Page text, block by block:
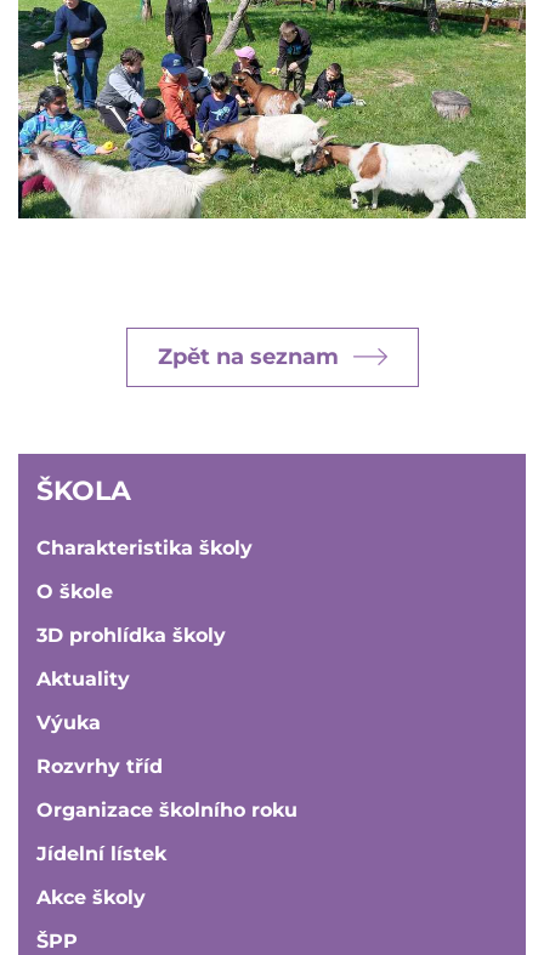
ŠKOLA
ŠKOLA
Charakteristika školy
O škole
3D prohlídka školy
Aktuality
Výuka
Rozvrhy tříd
Organizace školního roku
Jídelní lístek
Akce školy
ŠPP
Zpět na seznam